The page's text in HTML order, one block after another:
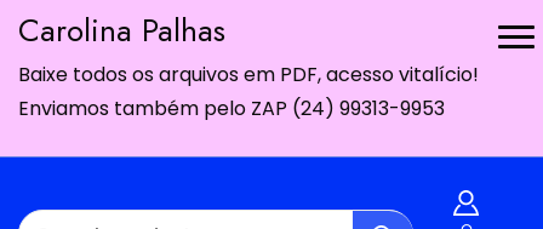
Carolina Palhas
Baixe todos os arquivos em PDF, acesso vitalício!
Enviamos também pelo ZAP (24) 99313-9953